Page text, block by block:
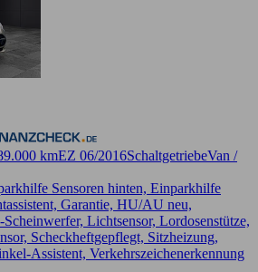
kmEZ 06/2016SchaltgetriebeVan /
Sensoren hinten, Einparkhilfe
Garantie, HU/AU neu,
Lichtsensor, Lordosenstütze,
Scheckheftgepflegt, Sitzheizung,
Assistent, Verkehrszeichenerkennung